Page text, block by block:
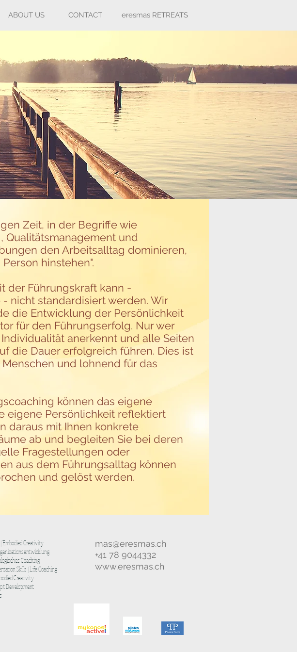
ABOUT US CONTACT eresmas RETREATS
Zeit, in der Begriffe wie
Qualitätsmanagement und
den Arbeitsalltag dominieren,
hinstehen".
der Führungskraft kann -
nicht standardisiert werden. Wir
die Entwicklung der Persönlichkeit
für den Führungserfolg. Nur wer
anerkennt und alle Seiten
die Dauer erfolgreich führen. Dies ist
und lohnend für das
können das eigene
eigene Persönlichkeit reflektiert
daraus mit Ihnen konkrete
ab und begleiten Sie bei deren
Fragestellungen oder
aus dem Führungsalltag können
und gelöst werden.
Creativity
Coaching
Skills | Life Coaching
Creativity
Development
mas@eresmas.ch
+41 78 9044332
www.eresmas.ch